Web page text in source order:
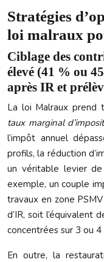
Stratégies
loi malraux
Ciblage des
élevé (41 % ou
après IR et
La loi Malraux prend
taux marginal
l’impôt annuel
profils, la réduction
un véritable levier
exemple, un couple
travaux en zone
d’IR, soit l’équivalent
concentrées sur 3 ou 4
En outre, la